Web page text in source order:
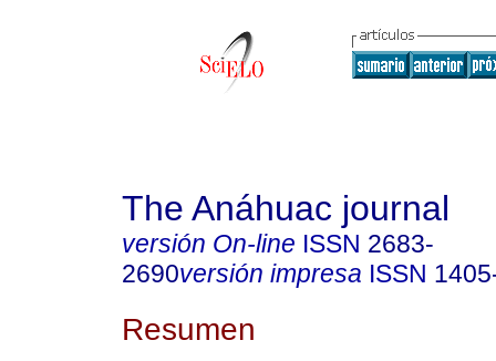
The Anáhuac journal
versión On-line ISSN 2683-
2690versión impresa ISSN
Resumen